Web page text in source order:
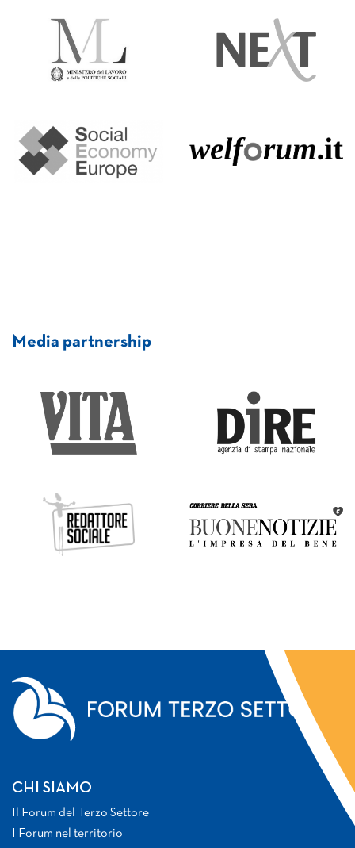
Media partnership
CHI SIAMO
Il Forum del Terzo Settore
I Forum nel territorio